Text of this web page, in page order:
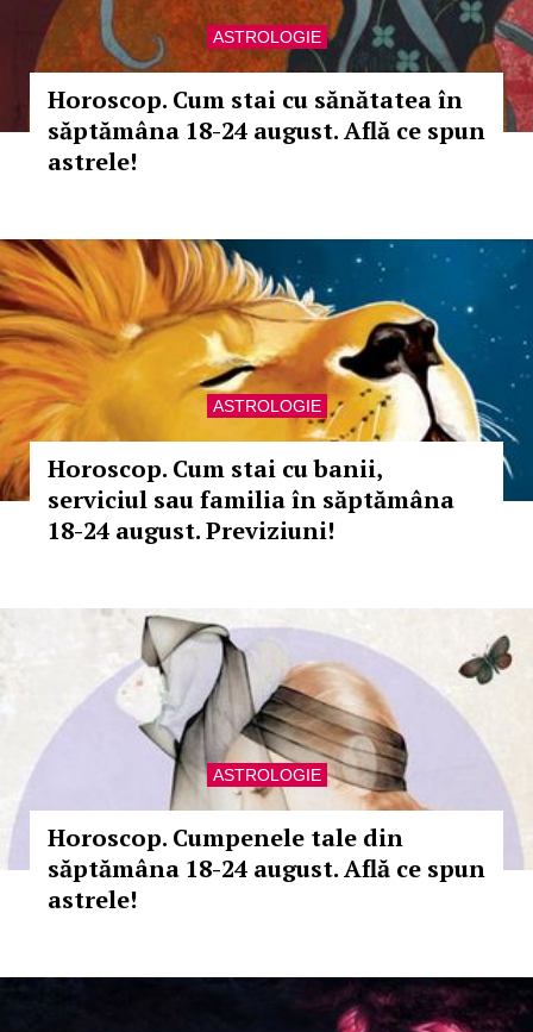
ASTROLOGIE
Horoscop. Cum stai cu sănătatea în
săptămâna 18-24 august. Află ce spun
astrele!
ASTROLOGIE
Horoscop. Cum stai cu banii,
serviciul sau familia în săptămâna
18-24 august. Previziuni!
ASTROLOGIE
Horoscop. Cumpenele tale din
săptămâna 18-24 august. Află ce spun
astrele!